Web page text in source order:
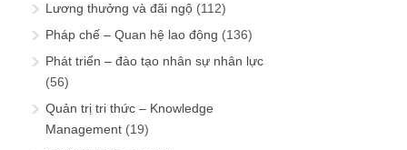
Lương thưởng và đãi ngộ (112)
Pháp chế – Quan hệ lao động (136)
Phát triển – đào tạo nhân sự nhân lực
(56)
Quản trị tri thức – Knowledge
Management (19)